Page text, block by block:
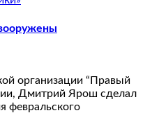
организации “Правый
Дмитрий Ярош сделал
февральского